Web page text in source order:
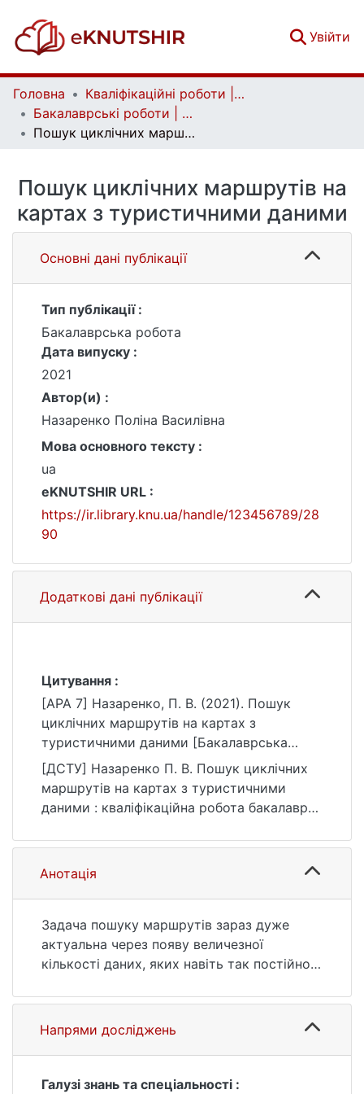
Увійти
Головна
Кваліфікаційні роботи | Qualifying works
Бакалаврські роботи | Bachelor theses
Пошук циклічних маршрутів на картах з туристичними даними
Пошук циклічних маршрутів на
картах з туристичними даними
Основні дані публікації
Тип публікації :
Бакалаврська робота
Дата випуску :
2021
Автор(и) :
Назаренко Поліна Василівна
Мова основного тексту :
ua
eKNUTSHIR URL :
https://ir.library.knu.ua/handle/123456789/28
90
Додаткові дані публікації
Цитування :
[APA 7] Назаренко, П. В. (2021). Пошук
циклічних маршрутів на картах з
туристичними даними [Бакалаврська
робота, Київський національний
університет імені Тараса Шевченка].
eKNUTSHIR.
https://ir.library.knu.ua/handle/123456789/28
90
[ДСТУ] Назаренко П. В. Пошук циклічних
маршрутів на картах з туристичними
даними : кваліфікаційна робота бакалавра :
URL:
https://ir.library.knu.ua/handle/123456789/28
90 (дата звернення: 25.07.2026).
Анотація
Задача пошуку маршрутів зараз дуже
актуальна через появу величезної
кількості даних, яких навіть так постійно
реальний світ не залишається статичним.
У нас стає більше можливостей для
розрахунку, і так само більше варіантів їх
стануть популярними персональні види
Напрями досліджень
Галузі знань та спеціальності :